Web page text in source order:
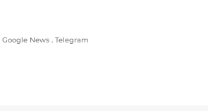
Google News . Telegram